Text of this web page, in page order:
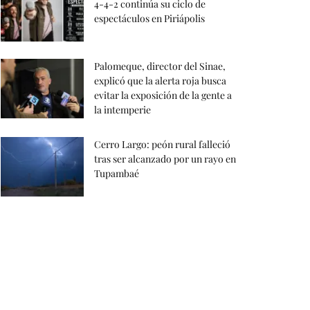
4-4-2 continúa su ciclo de
espectáculos en Piriápolis
Palomeque, director del Sinae,
explicó que la alerta roja busca
evitar la exposición de la gente a
la intemperie
Cerro Largo: peón rural falleció
tras ser alcanzado por un rayo en
Tupambaé